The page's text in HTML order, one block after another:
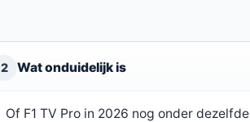
2 Wat onduidelijk is
Of F1 TV Pro in 2026 nog onder dezelfde